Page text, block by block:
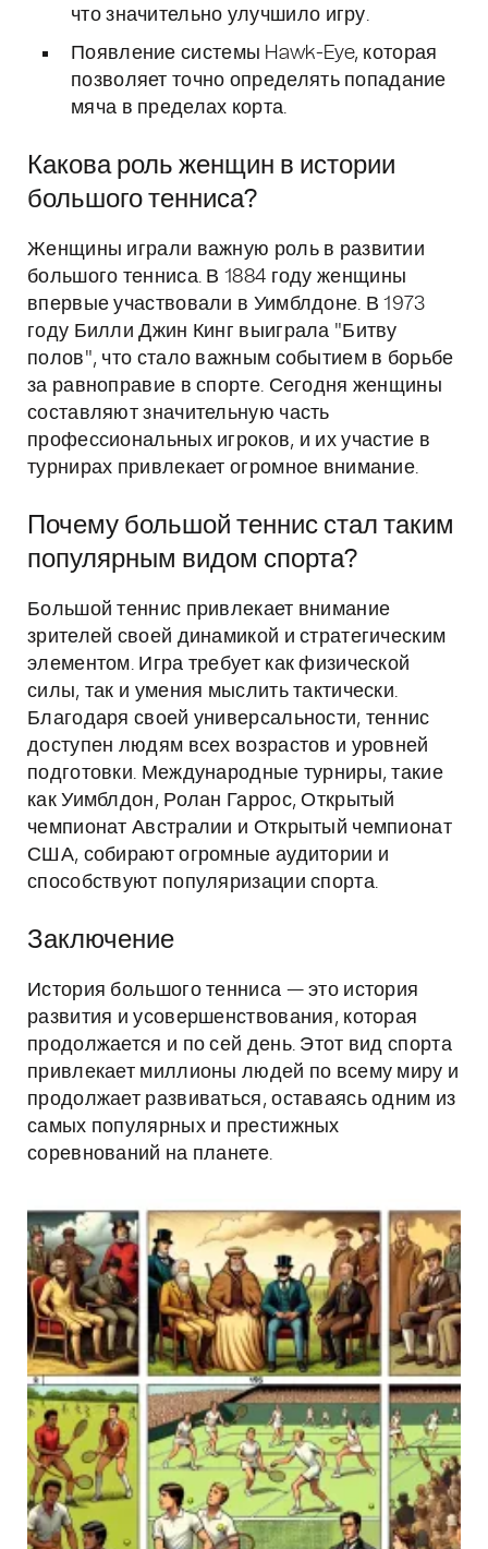
что значительно улучшило игру.
Появление системы Hawk-Eye, которая
позволяет точно определять попадание
мяча в пределах корта.
Какова роль женщин в истории
большого тенниса?
Женщины играли важную роль в развитии
большого тенниса. В 1884 году женщины
впервые участвовали в Уимблдоне. В 1973
году Билли Джин Кинг выиграла "Битву
полов", что стало важным событием в борьбе
за равноправие в спорте. Сегодня женщины
составляют значительную часть
профессиональных игроков, и их участие в
турнирах привлекает огромное внимание.
Почему большой теннис стал таким
популярным видом спорта?
Большой теннис привлекает внимание
зрителей своей динамикой и стратегическим
элементом. Игра требует как физической
силы, так и умения мыслить тактически.
Благодаря своей универсальности, теннис
доступен людям всех возрастов и уровней
подготовки. Международные турниры, такие
как Уимблдон, Ролан Гаррос, Открытый
чемпионат Австралии и Открытый чемпионат
США, собирают огромные аудитории и
способствуют популяризации спорта.
Заключение
История большого тенниса — это история
развития и усовершенствования, которая
продолжается и по сей день. Этот вид спорта
привлекает миллионы людей по всему миру и
продолжает развиваться, оставаясь одним из
самых популярных и престижных
соревнований на планете.